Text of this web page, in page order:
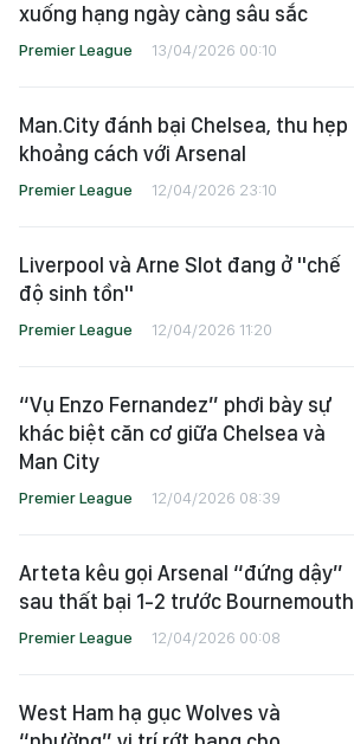
xuống hạng ngày càng sâu sắc
Premier League 13/04/2026 00:10
Man.City đánh bại Chelsea, thu hẹp
khoảng cách với Arsenal
Premier League 12/04/2026 23:10
Liverpool và Arne Slot đang ở "chế
độ sinh tồn"
Premier League 12/04/2026 11:20
“Vụ Enzo Fernandez” phơi bày sự
khác biệt căn cơ giữa Chelsea và
Man City
Premier League 12/04/2026 08:39
Arteta kêu gọi Arsenal “đứng dậy”
sau thất bại 1-2 trước Bournemouth
Premier League 12/04/2026 00:08
West Ham hạ gục Wolves và